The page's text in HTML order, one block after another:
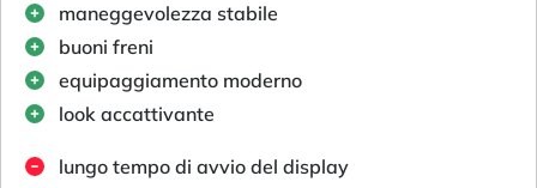
maneggevolezza stabile
buoni freni
equipaggiamento moderno
look accattivante
lungo tempo di avvio del display